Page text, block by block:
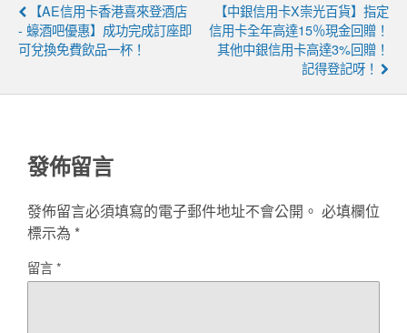
【AE信用卡香港喜來登酒店
- 蠔酒吧優惠】成功完成訂座即
可兌換免費飲品一杯！
【中銀信用卡X崇光百貨】指定
信用卡全年高達15％現金回贈！
其他中銀信用卡高達3%回贈！
記得登記呀！
發佈留言
發佈留言必須填寫的電子郵件地址不會公開。 必填欄位
標示為 *
留言*